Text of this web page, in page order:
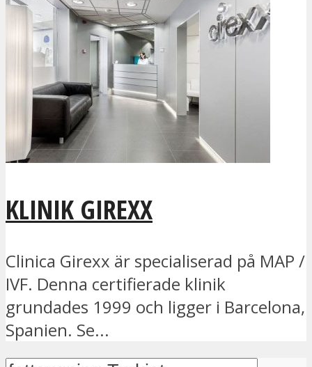
KLINIK GIREXX
Clinica Girexx är specialiserad på MAP /
IVF. Denna certifierade klinik
grundades 1999 och ligger i Barcelona,
Spanien. Se...